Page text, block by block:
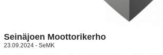
Seinäjoen Moottorikerho
23.09.2024 - SeMK